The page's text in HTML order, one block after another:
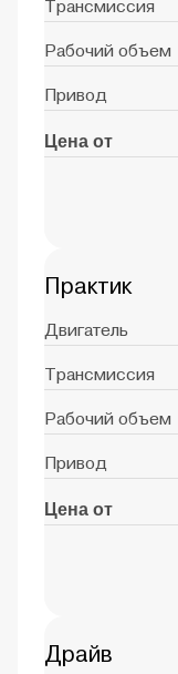
Трансмиссия
Рабочий объем
Привод
Цена от
Практик
Двигатель
Трансмиссия
Рабочий объем
Привод
Цена от
Драйв